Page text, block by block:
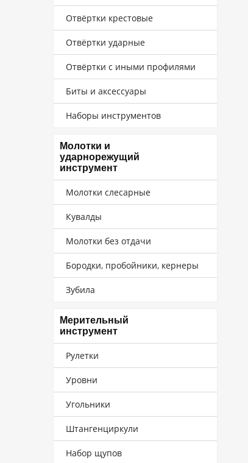
Отвёртки крестовые
Отвёртки ударные
Отвёртки с иными профилями
Биты и аксессуары
Наборы инструментов
Молотки и
ударнорежущий
инструмент
Молотки слесарные
Кувалды
Молотки без отдачи
Бородки, пробойники, кернеры
Зубила
Мерительный
инструмент
Рулетки
Уровни
Угольники
Штангенциркули
Набор щупов